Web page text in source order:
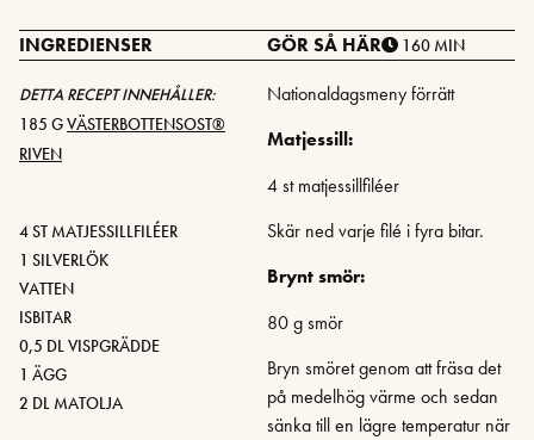
INGREDIENSER
DETTA RECEPT INNEHÅLLER:
185 GVÄSTERBOTTENSOST®
RIVEN
4 ST MATJESSILLFILÉER
1 SILVERLÖK
VATTEN
ISBITAR
0,5 DL VISPGRÄDDE
1 ÄGG
2 DL MATOLJA
GÖR SÅ HÄR 160 MIN
Nationaldagsmeny förrätt
Matjessill:
4 st matjessillfiléer
Skär ned varje filé i fyra bitar.
Brynt smör:
80 g smör
Bryn smöret genom att fräsa det
på medelhög värme och sedan
sänka till en lägre temperatur när